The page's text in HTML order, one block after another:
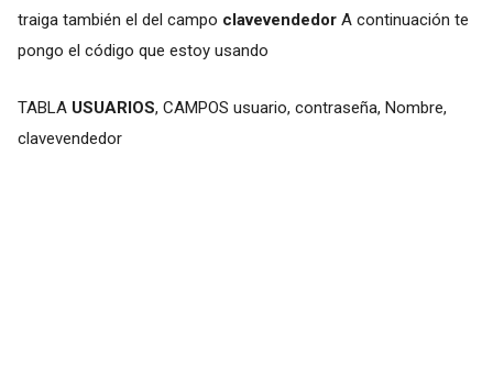
traiga también el del campo clavevendedorA continuación te
pongo el código que estoy usando
TABLA USUARIOS, CAMPOS usuario, contraseña, Nombre,
clavevendedor